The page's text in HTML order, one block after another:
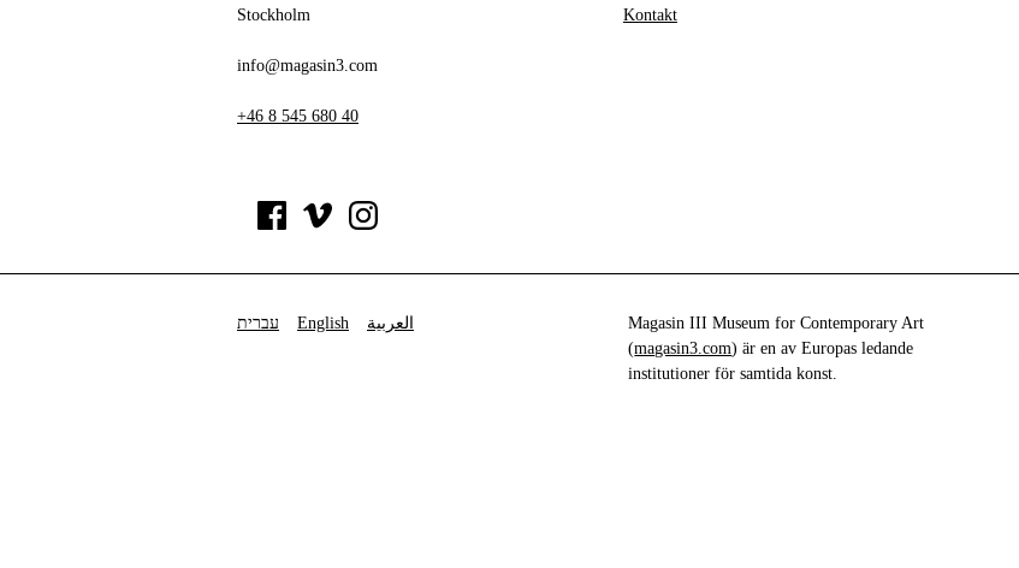
Stockholm
info@magasin3.com
+46 8 545 680 40
Kontakt
עברית English العربية
Magasin III Museum for Contemporary Art
(magasin3.com) är en av Europas ledande
institutioner för samtida konst.